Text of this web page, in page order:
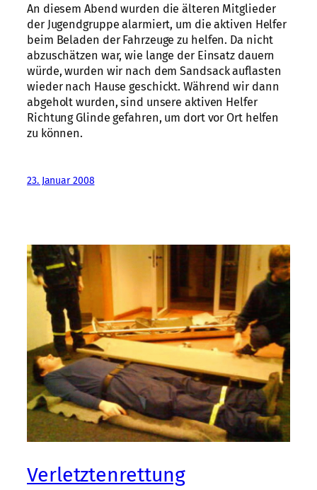
An diesem Abend wurden die älteren Mitglieder
der Jugendgruppe alarmiert, um die aktiven Helfer
beim Beladen der Fahrzeuge zu helfen. Da nicht
abzuschätzen war, wie lange der Einsatz dauern
würde, wurden wir nach dem Sandsack auflasten
wieder nach Hause geschickt. Während wir dann
abgeholt wurden, sind unsere aktiven Helfer
Richtung Glinde gefahren, um dort vor Ort helfen
zu können.
23. Januar 2008
Verletztenrettung